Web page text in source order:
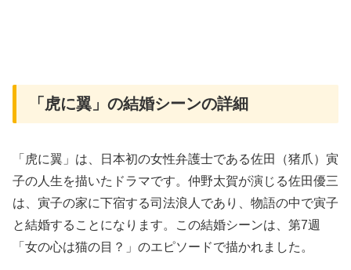
「虎に翼」の結婚シーンの詳細
「虎に翼」は、日本初の女性弁護士である佐田（猪爪）寅
子の人生を描いたドラマです。仲野太賀が演じる佐田優三
は、寅子の家に下宿する司法浪人であり、物語の中で寅子
と結婚することになります。この結婚シーンは、第7週
「女の心は猫の目？」のエピソードで描かれました。